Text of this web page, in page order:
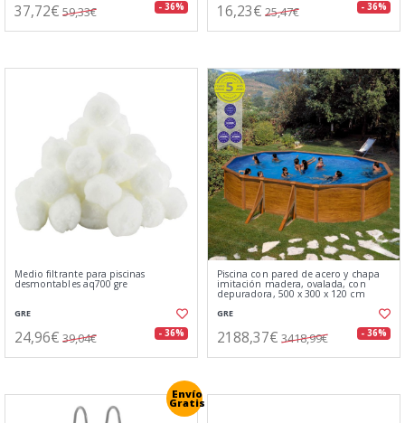
37,72€ 59,33€ - 36% 16,23€ 25,47€ - 36%
Medio filtrante para piscinas
desmontables aq700 gre
GRE
24,96€ 39,04€ - 36%
Piscina con pared de acero y chapa
imitación madera, ovalada, con
depuradora, 500 x 300 x 120 cm
GRE
2188,37€ 3418,99€ - 36%
Envío
Gratis